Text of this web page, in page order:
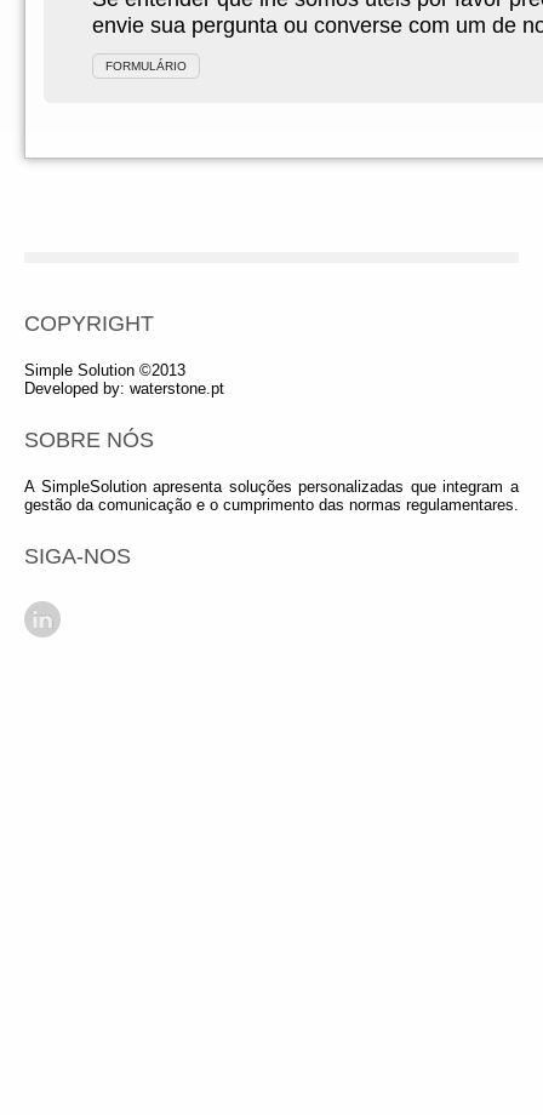
envie sua pergunta ou converse com um de
FORMULÁRIO
COPYRIGHT
Simple Solution ©2013
Developed by: waterstone.pt
SOBRE NÓS
A SimpleSolution apresenta soluções personalizadas que integram a
gestão da comunicação e o cumprimento das normas regulamentares.
SIGA-NOS